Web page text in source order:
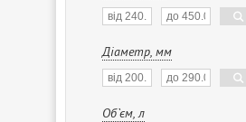
Діаметр, мм
Об`єм, л